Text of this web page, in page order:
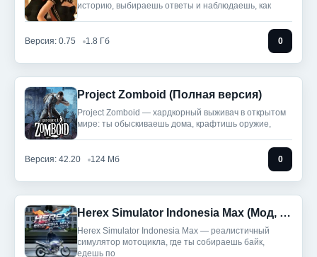
историю, выбираешь ответы и наблюдаешь, как
Версия: 0.75 1.8 Гб 0
Project Zomboid (Полная версия)
Project Zomboid — хардкорный выживач в открытом
мире: ты обыскиваешь дома, крафтишь оружие,
Версия: 42.20 124 Мб 0
Herex Simulator Indonesia Max (Мод, Много монет)
Herex Simulator Indonesia Max — реалистичный
симулятор мотоцикла, где ты собираешь байк,
едешь по